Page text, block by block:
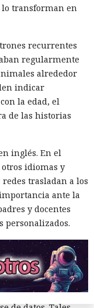
un almacén de
el hacking,
empresa
informáticos
postexplotación
Oracle, que
año, cuando la
mostraron que
de búsqueda
en Apache
la búsqueda no
enviar
solicitudes
IP
integrada y el
almacenar y
transforman en
recurrentes
regularmente
alrededor
indicar
la edad, el
de las historias
inglés. En el
idiomas y
trasladan a los
ante la
y docentes